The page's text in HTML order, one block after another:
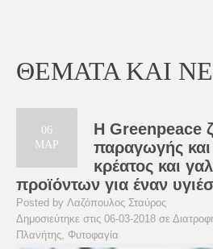
ΘΕΜΑΤΑ ΚΑΙ
06
ΜΑΡ
Η Greenpeace
παραγωγής
κρέατος και
προϊόντων για έναν
Posted by Λαζόπουλος Σταύρος
Δημοσιεύτηκε στις 06-03-2018 σε
Πλανήτης, Φυτοφαγία